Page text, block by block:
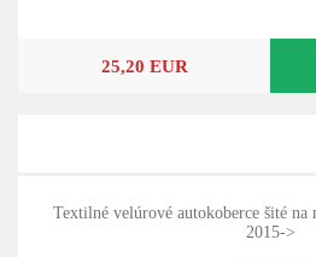
25,20 EUR
Textilné velúrové autokoberce šité
2015->